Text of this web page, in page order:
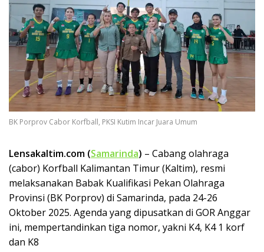
BK Porprov Cabor Korfball, PKSI Kutim Incar Juara Umum
Lensakaltim.com (Samarinda) – Cabang olahraga
(cabor) Korfball Kalimantan Timur (Kaltim), resmi
melaksanakan Babak Kualifikasi Pekan Olahraga
Provinsi (BK Porprov) di Samarinda, pada 24-26
Oktober 2025. Agenda yang dipusatkan di GOR Anggar
ini, mempertandinkan tiga nomor, yakni K4, K4 1 korf
dan K8